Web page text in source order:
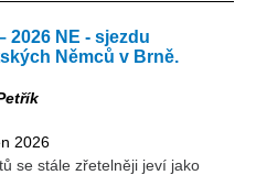
2026 NE - sjezdu
Němců v Brně.
2026
se stále zřetelněji jeví jako